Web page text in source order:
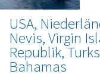
USA,
Nevis, Virgin
Republik,
Bahamas